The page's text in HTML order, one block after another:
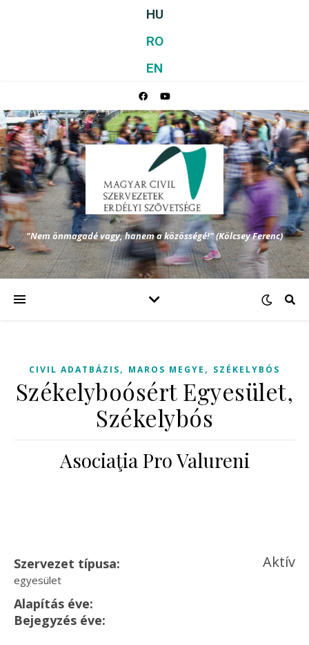
HU
RO
EN
"Nem önmagadé vagy, hanem a közösségé!" (Kölcsey Ferenc)
CIVIL ADATBÁZIS, MAROS MEGYE , SZÉKELYBÓS
Székelyboósért Egyesület,
Székelybós
Asociaţia Pro Valureni
Szervezet típusa:
egyesület
Aktív
Alapítás éve:
Bejegyzés éve: